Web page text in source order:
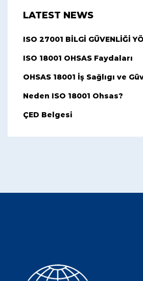
LATEST NEWS
ISO 27001 BİLGİ GÜVENLİĞİ
ISO 18001 OHSAS Faydaları
OHSAS 18001 İş Sağlıgı ve
Neden ISO 18001 Ohsas?
ÇED Belgesi